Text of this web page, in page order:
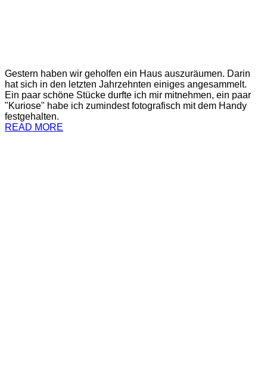
Gestern haben wir geholfen ein Haus auszuräumen. Darin
hat sich in den letzten Jahrzehnten einiges angesammelt.
Ein paar schöne Stücke durfte ich mir mitnehmen, ein paar
"Kuriose" habe ich zumindest fotografisch mit dem Handy
festgehalten.
READ MORE